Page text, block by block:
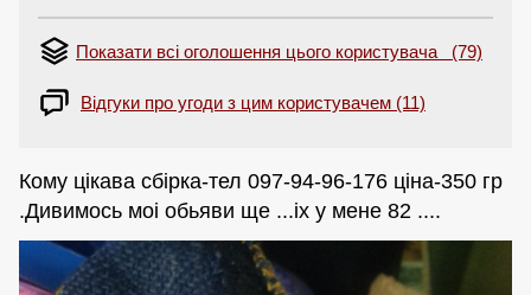
Показати всі оголошення цього користувача (79)
Відгуки про угоди з цим користувачем (11)
Кому цікава сбірка-тел 097-94-96-176 ціна-350 гр
.Дивимось моі обьяви ще ...іх у мене 82 ....